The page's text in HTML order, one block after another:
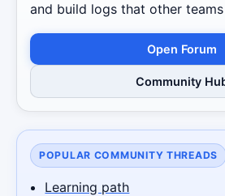
and build logs that other
Open Forum
Community
POPULAR COMMUNITY THREADS
Learning path